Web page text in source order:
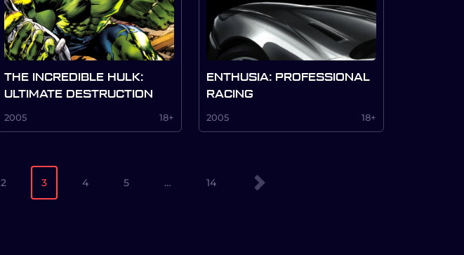
THE INCREDIBLE HULK:
ULTIMATE DESTRUCTION
2005 18+
ENTHUSIA: PROFESSIONAL
RACING
2005 18+
2 3 4 5 … 14